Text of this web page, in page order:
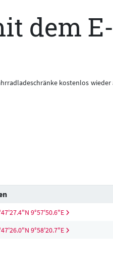
dem E-
kostenlos wieder
9°57'50.6"E
9°58'20.7"E